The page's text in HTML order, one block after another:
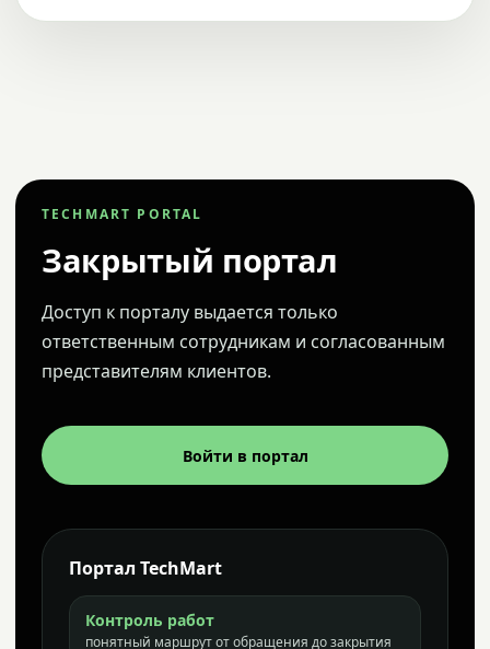
TECHMART PORTAL
Закрытый портал
Доступ к порталу выдается только
ответственным сотрудникам и согласованным
представителям клиентов.
Войти в портал
Портал TechMart
Контроль работ
понятный маршрут от обращения до закрытия